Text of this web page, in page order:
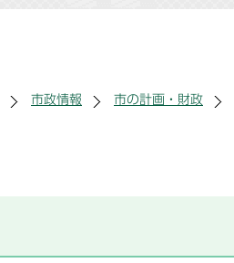
市政情報 市の計画・財政